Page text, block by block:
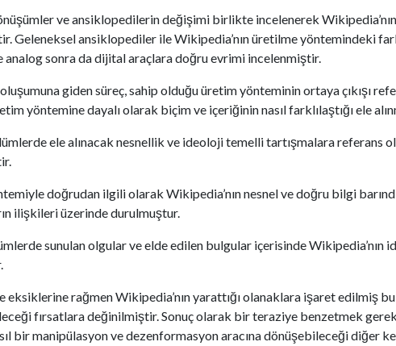
ve ansiklopedilerin değişimi birlikte incelenerek Wikipedia’nın
Geleneksel ansiklopediler ile Wikipedia’nın üretilme yöntemindeki
analog sonra da dijital araçlara doğru evrimi incelenmiştir.
giden süreç, sahip olduğu üretim yönteminin ortaya çıkışı
yöntemine dayalı olarak biçim ve içeriğinin nasıl farklılaştığı ele
ele alınacak nesnellik ve ideoloji temelli tartışmalara referans
doğrudan ilgili olarak Wikipedia’nın nesnel ve doğru bilgi
ilişkileri üzerinde durulmuştur.
sunulan olgular ve elde edilen bulgular içerisinde Wikipedia’nın
eksiklerine rağmen Wikipedia’nın yarattığı olanaklara işaret edilmiş
fırsatlara değinilmiştir. Sonuç olarak bir teraziye benzetmek
bir manipülasyon ve dezenformasyon aracına dönüşebileceği diğer